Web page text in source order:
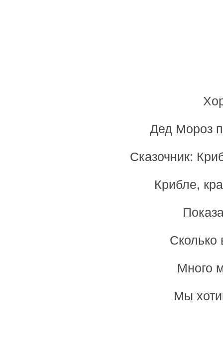
Дед Мороз
Сказочник:
Крибле,
Сколько
Много
Мы